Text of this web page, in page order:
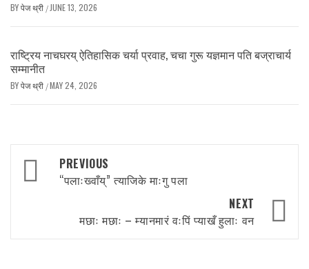
BYपेज थ्री / JUNE 13, 2026
राष्ट्रिय नाचघरय् ऐतिहासिक चर्या प्रवाह, चचा गुरू यज्ञमान पति बज्राचार्य
सम्मानीत
BYपेज थ्री /MAY 24, 2026
Post
navigation
PREVIOUS
“पलाःख्वाँय्” त्याजिके माःगु पला
NEXT
मछाः मछाः – म्यानमारं वःपिं प्याखँ हुलाः वन